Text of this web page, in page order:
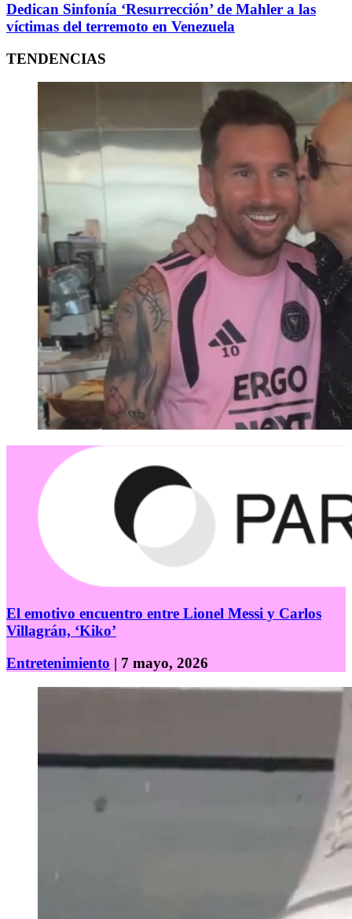
Dedican Sinfonía ‘Resurrección’ de Mahler a las
víctimas del terremoto en Venezuela
TENDENCIAS
El emotivo encuentro entre Lionel Messi y Carlos
Villagrán, ‘Kiko’
Entretenimiento | 7 mayo, 2026